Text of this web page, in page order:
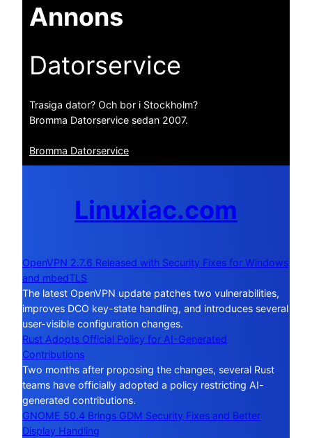
Annons
Datorservice
Trasiga dator? Och bor i Stockholm?
Bromma Datorservice sedan 2007.
Bromma Datorservice
Linuxiac.com
OpenVPN 2.7.6 Released with Security Fixes for Windows
and mbedTLS
The latest OpenVPN update patches two vulnerabilities,
improves DCO key-state handling, and introduces several
user-visible configuration changes.
Rust Adopts Official Policy for AI-Generated
Contributions
Two months after proposing the changes, several Rust
teams have officially adopted a policy restricting AI-
generated contributions.
GNOME 50.4 Brings GDM Security Fixes and Better
Display Handling